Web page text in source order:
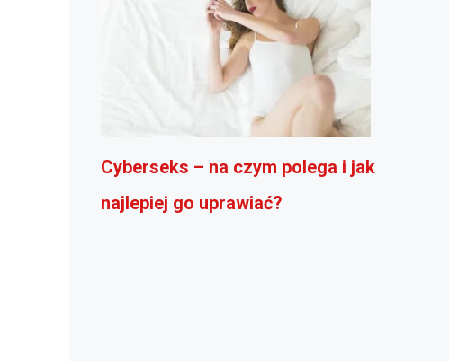
Cyberseks – na czym polega i jak
najlepiej go uprawiać?